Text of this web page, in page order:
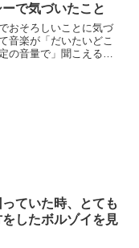
で気づいたこと
おそろしいことに気づ
音楽が「だいたいどこ
の音量で」聞こえるじ
ていた時、とても
したボルゾイを見